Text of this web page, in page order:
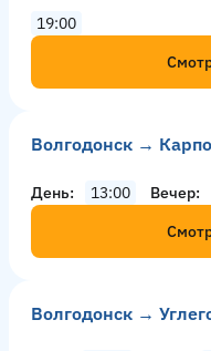
19:00
Волгодонск →
День 13:00 Вечер
Волгодонск →